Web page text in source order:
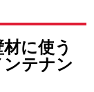
に使う
テナン